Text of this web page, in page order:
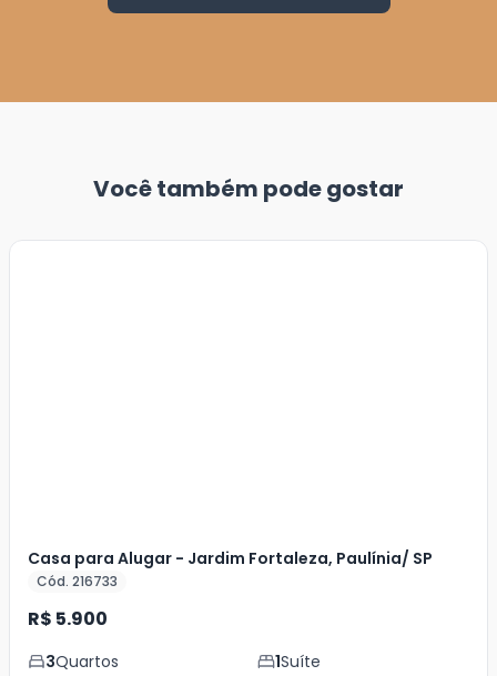
Você também pode gostar
Casa para Alugar - Jardim Fortaleza, Paulínia/ SP
Cód. 216733
R$ 5.900
3Quartos 1Suíte